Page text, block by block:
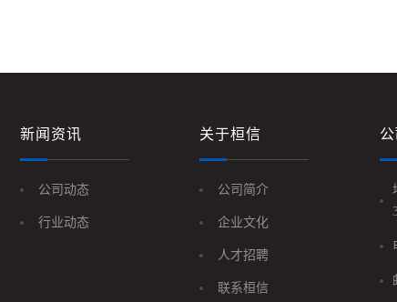
新闻资讯
公司动态
行业动态
关于桓信
公司简介
企业文化
人才招聘
联系桓信